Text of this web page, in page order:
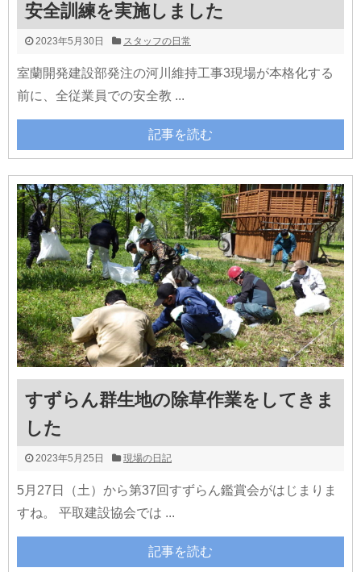
安全訓練を実施しました
2023年5月30日 スタッフの日常
室蘭開発建設部発注の河川維持工事3現場が本格化する
前に、全従業員での安全教 ...
記事を読む
すずらん群生地の除草作業をしてきま
した
2023年5月25日 現場の日記
5月27日（土）から第37回すずらん鑑賞会がはじまりま
すね。 平取建設協会では ...
記事を読む